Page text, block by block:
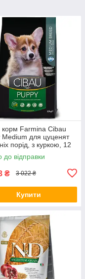
корм Farmina Cibau
Medium для цуценят
порід, з куркою, 12
до відправки
₴ 3 022 ₴
Купити